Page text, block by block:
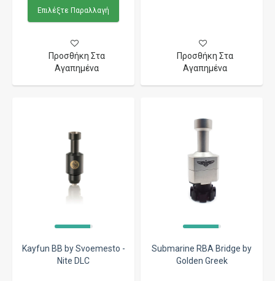
Επιλέξτε Παραλλαγή
Προσθήκη Στα
Αγαπημένα
Προσθήκη Στα
Αγαπημένα
Kayfun BB by Svoemesto -
Nite DLC
Submarine RBA Bridge by
Golden Greek